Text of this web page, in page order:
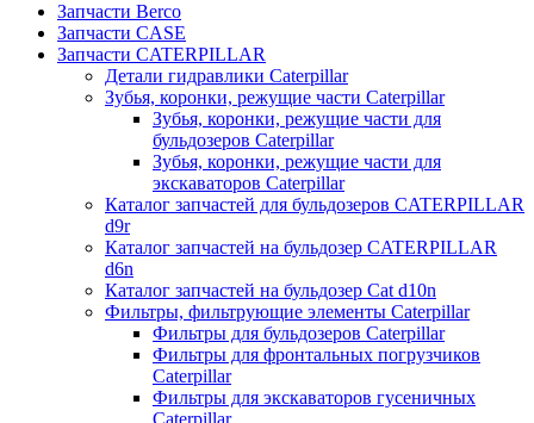
Запчасти Berco
Запчасти CASE
Запчасти CATERPILLAR
Детали гидравлики Caterpillar
Зубья, коронки, режущие части Caterpillar
Зубья, коронки, режущие части для
бульдозеров Caterpillar
Зубья, коронки, режущие части для
экскаваторов Caterpillar
Каталог запчастей для бульдозеров CATERPILLAR
d9r
Каталог запчастей на бульдозер CATERPILLAR
d6n
Каталог запчастей на бульдозер Сat d10n
Фильтры, фильтрующие элементы Caterpillar
Фильтры для бульдозеров Caterpillar
Фильтры для фронтальных погрузчиков
Caterpillar
Фильтры для экскаваторов гусеничных
Caterpillar